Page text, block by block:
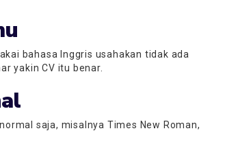
bahasa Inggris usahakan tidak ada
yakin CV itu benar.
saja, misalnya Times New Roman,